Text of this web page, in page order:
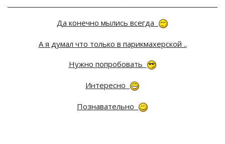
Да конечно мылись всегда
А я думал что только в парикмахерской ..
Нужно попробовать
Интересно
Познавательно